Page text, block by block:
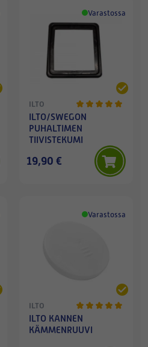
Varastossa
ILTO
ILTO/SWEGON
PUHALTIMEN
TIIVISTEKUMI
19,90 €
Varastossa
ILTO
ILTO KANNEN
KÄMMENRUUVI